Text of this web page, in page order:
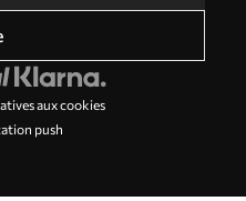
aux cookies
push